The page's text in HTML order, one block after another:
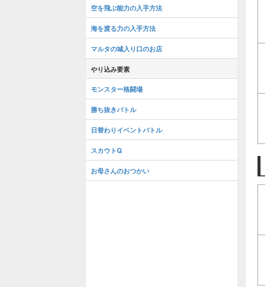
空を飛ぶ能力の入手方法
海を渡る力の入手方法
マルタの城入り口のお店
やり込み要素
モンスター格闘場
勝ち抜きバトル
日替わりイベントバトル
スカウトQ
お母さんのおつかい